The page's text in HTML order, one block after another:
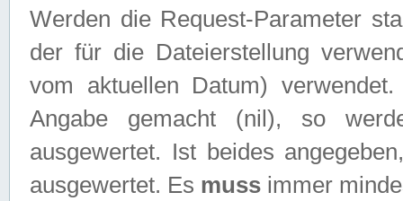
Werden die Request-Parameter
der für die Dateierstellung
vom aktuellen Datum)
Angabe gemacht (nil), so
ausgewertet. Ist beides
ausgewertet. Es muss immer